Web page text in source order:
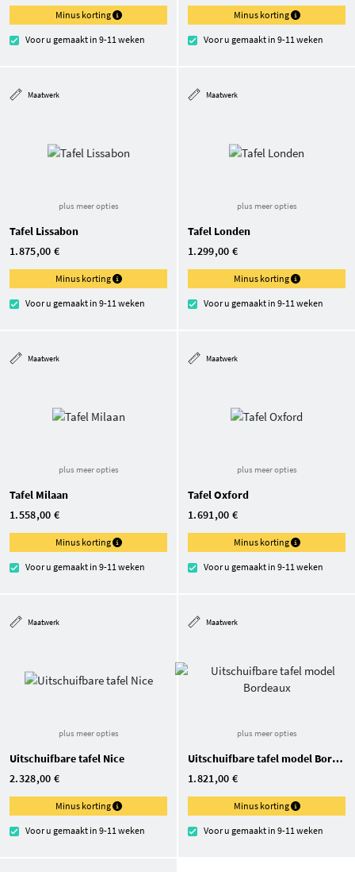
Minus korting
Voor u gemaakt in 9-11 weken
Minus korting
Voor u gemaakt in 9-11 weken
Maatwerk
plus meer opties
Tafel Lissabon
1.875,00 €
Minus korting
Voor u gemaakt in 9-11 weken
Maatwerk
plus meer opties
Tafel Londen
1.299,00 €
Minus korting
Voor u gemaakt in 9-11 weken
Maatwerk
plus meer opties
Tafel Milaan
1.558,00 €
Minus korting
Voor u gemaakt in 9-11 weken
Maatwerk
plus meer opties
Tafel Oxford
1.691,00 €
Minus korting
Voor u gemaakt in 9-11 weken
Maatwerk
plus meer opties
Uitschuifbare tafel Nice
2.328,00 €
Minus korting
Voor u gemaakt in 9-11 weken
Maatwerk
plus meer opties
Uitschuifbare tafel model Bordeaux
1.821,00 €
Minus korting
Voor u gemaakt in 9-11 weken